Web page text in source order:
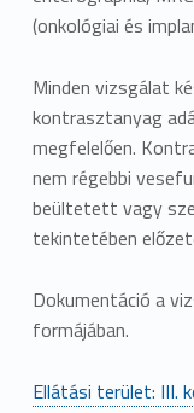
(onkológiai és
Minden vizsgálat
kontrasztanyag
megfelelően.
nem régebbi
beültetett vagy
tekintetében
Dokumentáció a
formájában.
Ellátási terület: III.